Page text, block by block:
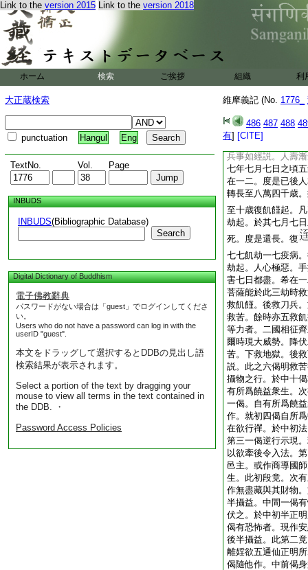
Link to the version 2015 Link to the version 2018
ホーム 検索 ご挨拶 組織 利
大正蔵検索
punctuation Hangul Eng
TextNo. Vol. Page
INBUDS
INBUDS(Bibliographic Database)
Search
Digital Dictionary of Buddhism
電子佛教辭典
パスワードがない場合は「guest」でログインしてくださ
い。
Users who do not have a password can log in with the
userID "guest".
本文をドラッグして選択するとDDBの見出し語
検索結果が表示されます。
Select a portion of the text by dragging your
mouse to view all terms in the text contained in
the DDB. ・
Password Access Policies
維摩義記 (No. 1776_
486 487 488
有] [CITE]
法化。經書咒術工
生。次有一偈。外
悉於出家菩薩示同
漸教捨邪名解人惑
諸天。且言日月。
世界主餘天亦作。
半偈重復明其器世
火。上來八偈明其
明救苦行。有其六
之兩偈救惡道苦。
劫時能救物苦。内
兵事如經説。人壽
七年七月七日之頃
在一二。度是已後
轉長至八萬四千歳
至十歳復飢饉起。凡
劫起。於其七月七
死。度是還長。復
七七飢劫一七疫病
劫起。人心極惡。
害七日都盡。希在
菩薩能於此三劫時
救飢饉。後救刀兵
救苦。餘時亦五救
等力者。二國相征
爾時現大威勢。降
苦。下救地獄。後
説。此之六偈明救
攝物之行。於中十
有所爲饒益衆生。
一偈。自有所爲饒
作。就初四偈自所
在欲行禪。於中初
第三一偈逆行示現
以欲牽後令入法。
邑主。或作商導國
生。此初段竟。次
作無盡藏與其財物
半攝益。中間一偈
伏之。於中初半正
偈有恐怖者。現作
後半攝益。此第二
離婬欲五通仙正明
偈隨他作。中前偈